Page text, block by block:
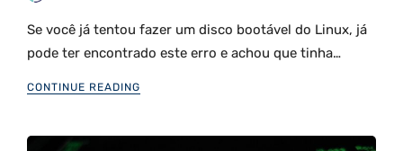
Se você já tentou fazer um disco bootável do Linux, já
pode ter encontrado este erro e achou que tinha…
CONTINUE READING